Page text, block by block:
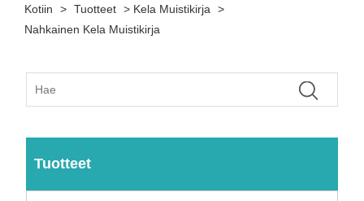
Kotiin > Tuotteet > Kela Muistikirja
>
Nahkainen Kela Muistikirja
Tuotteet